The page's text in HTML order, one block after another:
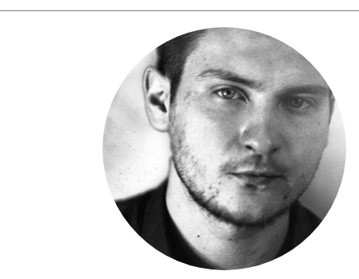
Sławomir Szondelmajer